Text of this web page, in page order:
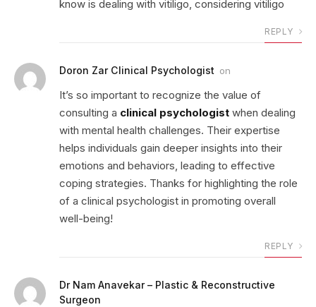
know is dealing with vitiligo, considering vitiligo
REPLY
Doron Zar Clinical Psychologist on
It’s so important to recognize the value of
consulting a clinical psychologist when dealing
with mental health challenges. Their expertise
helps individuals gain deeper insights into their
emotions and behaviors, leading to effective
coping strategies. Thanks for highlighting the role
of a clinical psychologist in promoting overall
well-being!
REPLY
Dr Nam Anavekar – Plastic & Reconstructive
Surgeon